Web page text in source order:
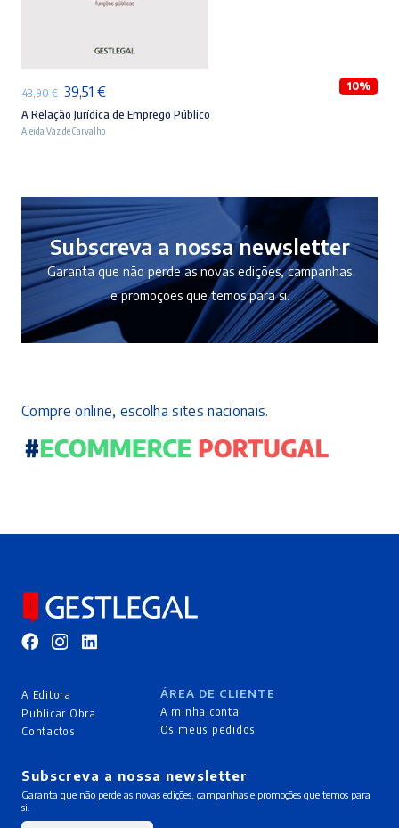
43,90€ O
preço
original
39,51 €O
preço
10%
A Relação Jurídica de Emprego Público
Aleida Vaz de Carvalho
Subscreva a nossa newsletter
Garanta que não perde as novas edições, campanhas
e promoções que temos para si.
Compre online, escolha sites nacionais.
A Editora
Publicar Obra
Contactos
ÁREA DE CLIENTE
A minha conta
Os meus pedidos
Subscreva a nossa newsletter
Garanta que não perde as novas edições, campanhas e promoções que temos para
si.